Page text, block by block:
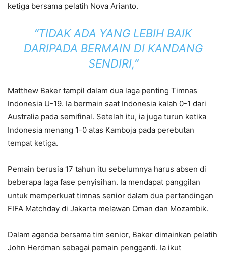
ketiga bersama pelatih Nova Arianto.
“TIDAK ADA YANG LEBIH BAIK
DARIPADA BERMAIN DI KANDANG
SENDIRI,”
Matthew Baker tampil dalam dua laga penting Timnas
Indonesia U-19. Ia bermain saat Indonesia kalah 0-1 dari
Australia pada semifinal. Setelah itu, ia juga turun ketika
Indonesia menang 1-0 atas Kamboja pada perebutan
tempat ketiga.
Pemain berusia 17 tahun itu sebelumnya harus absen di
beberapa laga fase penyisihan. Ia mendapat panggilan
untuk memperkuat timnas senior dalam dua pertandingan
FIFA Matchday di Jakarta melawan Oman dan Mozambik.
Dalam agenda bersama tim senior, Baker dimainkan pelatih
John Herdman sebagai pemain pengganti. Ia ikut